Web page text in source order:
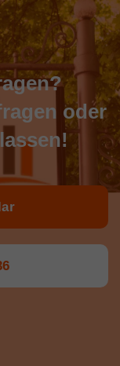
oder